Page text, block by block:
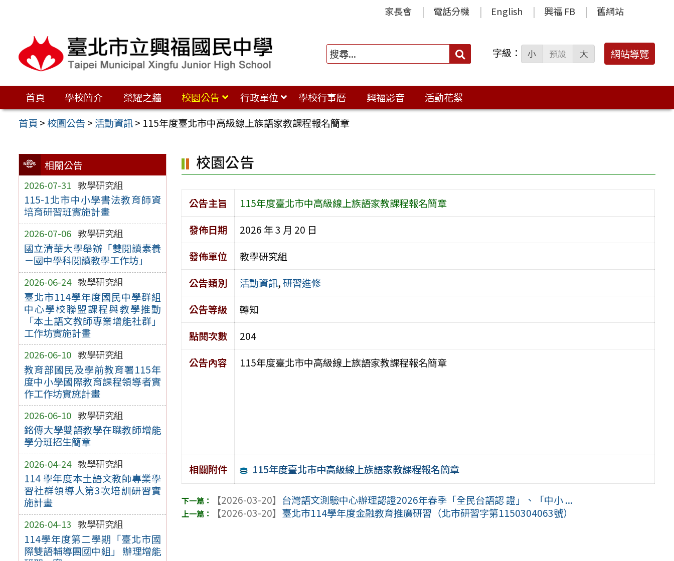
區
家長會 電話分機 English 興福 FB 舊網站
搜
字級： 小 預設 大 網站導覽
首頁 學校簡介 榮耀之牆 校園公告 行政單位 學校行事曆 興福影音
活動花絮
首頁 >校園公告 > 活動資訊> 115年度臺北市中高級線上族語家教課程報名簡章
相關公告
2026-07-31 教學研究組
115-1北市中小學書法教育師資
培育研習班實施計畫
2026-07-06 教學研究組
國立清華大學舉辦「雙閱讀素養
－國中學科閱讀教學工作坊」
2026-06-24 教學研究組
臺北市114學年度國民中學群組
中心學校聯盟課程與教學推動
「本土語文教師專業增能社群」
工作坊實施計畫
2026-06-10 教學研究組
教育部國民及學前教育署115年
度中小學國際教育課程領導者實
作工作坊實施計畫
2026-06-10 教學研究組
銘傳大學雙語教學在職教師增能
學分班招生簡章
2026-04-24 教學研究組
114 學年度本土語文教師專業學
習社群領導人第3次培訓研習實
施計畫
2026-04-13 教學研究組
114學年度第二學期「臺北市國
際雙語輔導團國中組」 辦理增能
校園公告
公告主旨
115年度臺北市中高級線上族語家教課程報名簡章
發佈日期
2026 年 3 月 20 日
發佈單位
教學研究組
公告類別
活動資訊,研習進修
公告等級
轉知
點閱次數
204
公告內容
115年度臺北市中高級線上族語家教課程報名簡章
相關附件 115年度臺北市中高級線上族語家教課程報名簡章
【2026-03-20】 台灣語文測驗中心辦理認證2026年春季「全民台語認 證」、「中小 ...
【2026-03-20】 臺北巿114學年度金融教育推廣研習（北市研習字第1150304063號）